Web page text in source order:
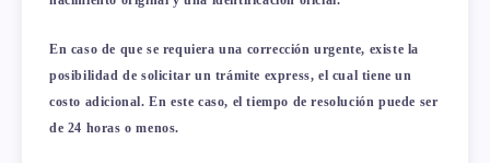
En caso de que se requiera una corrección urgente, existe la
posibilidad de solicitar un trámite express, el cual tiene un
costo adicional. En este caso, el tiempo de resolución puede ser
de 24 horas o menos.